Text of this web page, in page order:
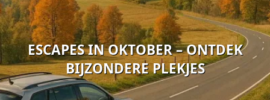
ESCAPES IN OKTOBER – ONTDEK
BIJZONDERE PLEKJES